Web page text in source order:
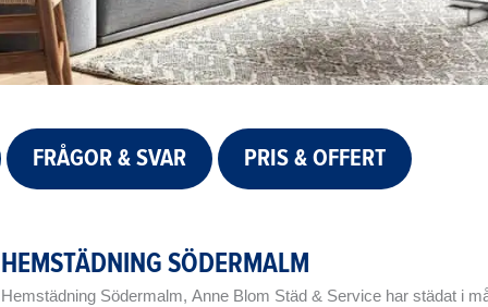
FRÅGOR & SVAR PRIS & OFFERT
HEMSTÄDNING SÖDERMALM
Hemstädning Södermalm, Anne Blom Städ & Service har städat i